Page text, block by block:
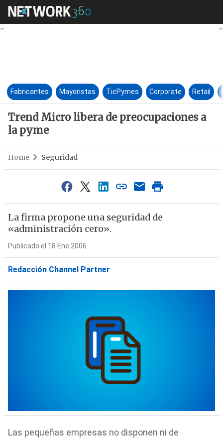
Trend Micro libera de
Fabricantes Mayoristas TicPymes Corporate Retail
Trend Micro libera de preocupaciones a
la pyme
Home Seguridad
La firma propone una seguridad de
«administración cero».
Publicado el 18 Ene 2006
Redacción Channel Partner
Las pequeñas empresas no disponen ni de